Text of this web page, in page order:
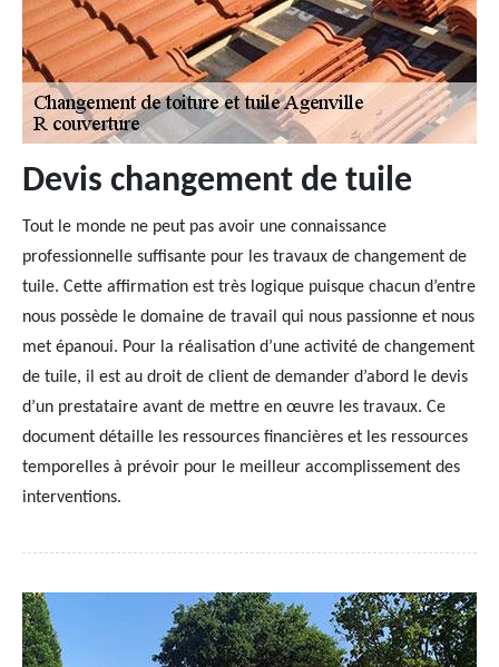
Devis changement de tuile
Tout le monde ne peut pas avoir une connaissance
professionnelle suffisante pour les travaux de changement de
tuile. Cette affirmation est très logique puisque chacun d’entre
nous possède le domaine de travail qui nous passionne et nous
met épanoui. Pour la réalisation d’une activité de changement
de tuile, il est au droit de client de demander d’abord le devis
d’un prestataire avant de mettre en œuvre les travaux. Ce
document détaille les ressources financières et les ressources
temporelles à prévoir pour le meilleur accomplissement des
interventions.